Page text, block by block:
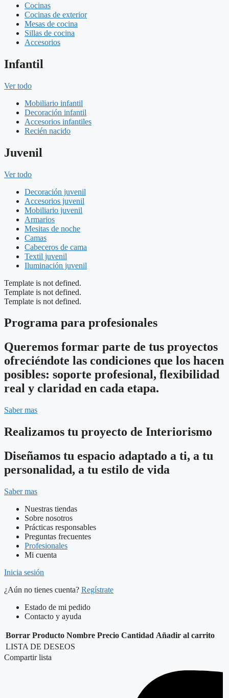
Cocinas
Cocinas de exterior
Mesas de cocina
Sillas de cocina
Accesorios
Infantil
Ver todo
Mobiliario infantil
Decoración infantil
Accesorios infantiles
Recién nacido
Juvenil
Ver todo
Decoración juvenil
Accesorios juvenil
Mobiliario juvenil
Armarios
Mesitas de noche
Camas
Cabeceros de cama
Textil juvenil
Iluminación juvenil
Template is not defined.
Template is not defined.
Template is not defined.
Programa para profesionales
Queremos formar parte de tus proyectos
ofreciéndote las condiciones que los hacen
posibles: soporte profesional, flexibilidad
real y claridad en cada etapa.
Saber mas
Realizamos tu proyecto de Interiorismo
Diseñamos tu espacio adaptado a ti, a tu
personalidad, a tu estilo de vida
Saber mas
Nuestras tiendas
Sobre nosotros
Prácticas responsables
Preguntas frecuentes
Profesionales
Mi cuenta
Inicia sesión
¿Aún no tienes cuenta? Regístrate
Estado de mi pedido
Contacto y ayuda
Borrar Producto Nombre Precio Cantidad Añadir al carrito
LISTA DE DESEOS
Compartir lista